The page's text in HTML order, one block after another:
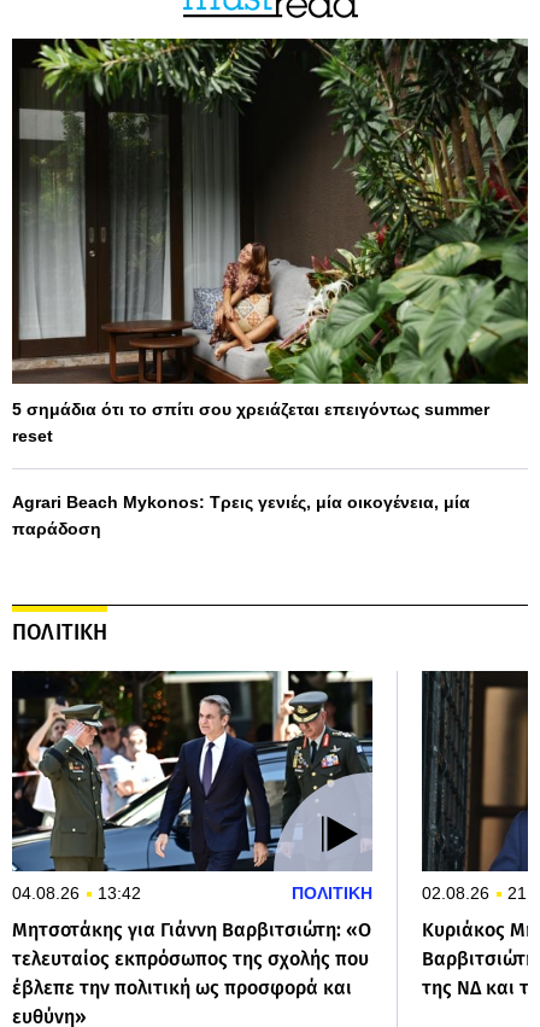
5 σημάδια ότι το σπίτι σου χρειάζεται επειγόντως summer
reset
Agrari Beach Mykonos: Τρεις γενιές, μία οικογένεια, μία
παράδοση
ΠΟΛΙΤΙΚΗ
04.08.26 13:42 ΠΟΛΙΤΙΚΗ
Μητσοτάκης για Γιάννη Βαρβιτσιώτη: «Ο
τελευταίος εκπρόσωπος της σχολής που
έβλεπε την πολιτική ως προσφορά και
ευθύνη»
02.08.26
Κυριάκος
της ΝΔ και